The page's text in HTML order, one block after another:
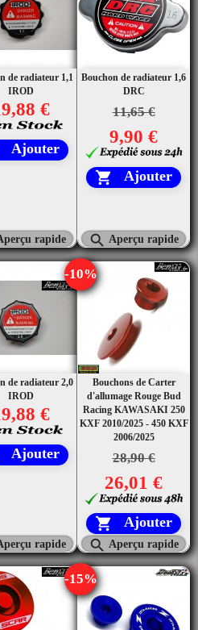
de radiateur 1,1
IROD
€
Ajouter
rapide
Bouchon de radiateur 1,6
DRC
11,65 €
9,90 €
 Ajouter
 Aperçu rapide
de radiateur 2,0
IROD
€
Ajouter
rapide
Bouchons de Carter
d'allumage Rouge Bud
Racing KAWASAKI 250
KXF 2010/2025 - 450 KXF
2006/2025
28,90 €
-10%
26,01 €
 Ajouter
 Aperçu rapide
-15%